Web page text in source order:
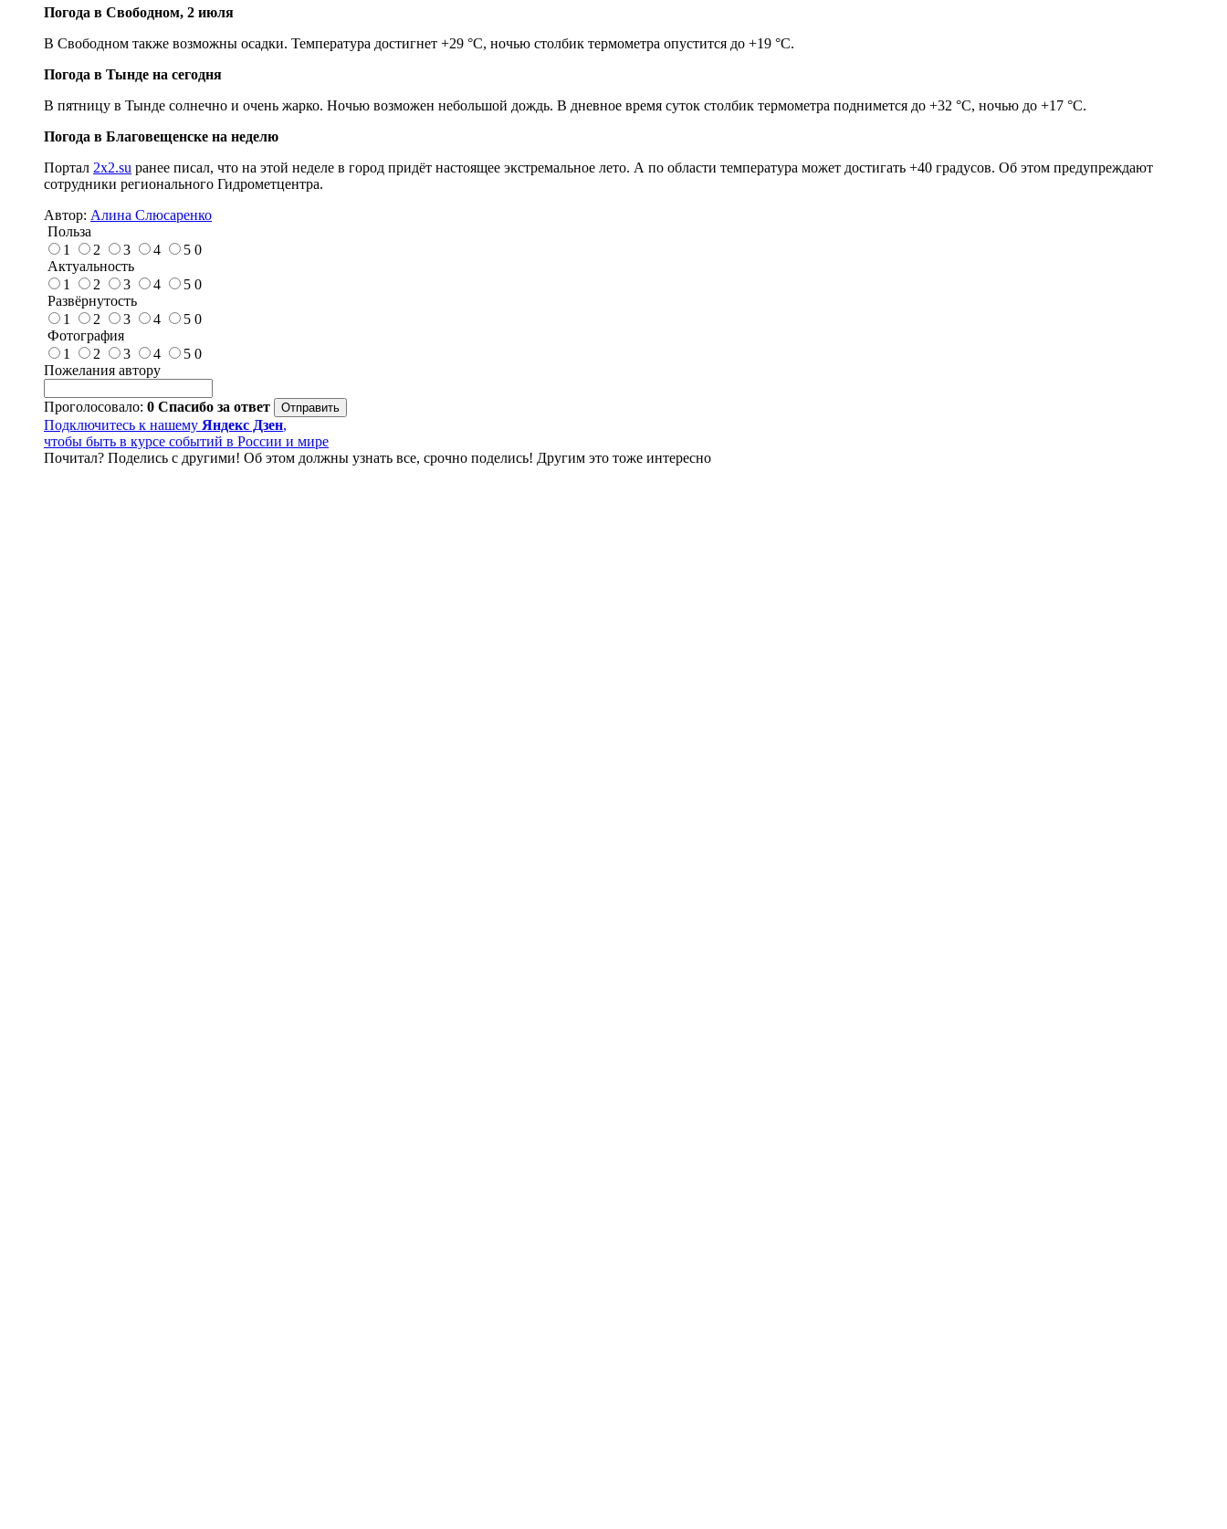
Погода в Свободном, 2 июля
В Свободном также возможны осадки. Температура достигнет +29 °С, ночью столбик термометра опустится до +19 °С.
Погода в Тынде на сегодня
В пятницу в Тынде солнечно и очень жарко. Ночью возможен небольшой дождь. В дневное время суток столбик термометра поднимется до +32 °С, ночью до +17 °С.
Погода в Благовещенске на неделю
Портал 2x2.su ранее писал, что на этой неделе в город придёт настоящее экстремальное лето. А по области температура может достигать +40 градусов. Об этом предупреждают
сотрудники регионального Гидрометцентра.
Автор: Алина Слюсаренко
Польза
1
2 3 4 5 0
Актуальность
1
2 3 4 5 0
Развёрнутость
1
2 3 4 5 0
Фотография
1
2 3 4 5 0
Пожелания автору
Проголосовало: 0 Спасибо за ответ
Подключитесь к нашему Яндекс Дзен,
чтобы быть в курсе событий в России и мире
Почитал? Поделись с другими! Об этом должны узнать все, срочно поделись! Другим это тоже интересно